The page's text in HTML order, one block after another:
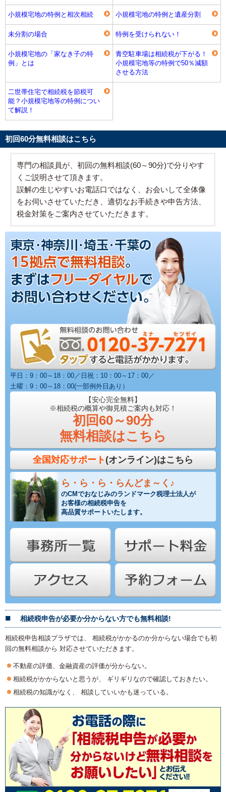
小規模宅地の特例と相次相続 小規模宅地の特例と遺産分割
未分割の場合 特例を受けられない！
小規模宅地の「家なき子の特
例」とは
青空駐車場は相続税が下がる！
小規模宅地等の特例で50％減額
させる方法
二世帯住宅で相続税を節税可
能？小規模宅地等の特例につい
て解説！
初回60分無料相談はこちら
専門の相談員が、初回の無料相談(60～90分)で分りやす
くご説明させて頂きます。
誤解の生じやすいお電話口ではなく、お会いして全体像
をお伺いさせていただき、適切なお手続きや申告方法、
税金対策をご案内させていただきます。
平日：9：00～18：00／日祝：10：00～17：00／
土曜：9：00～18：00(一部例外日あり）
【安心完全無料】
※相続税の概算や御見積ご案内も対応！
初回60～90分
無料相談はこちら
全国対応サポート(オンライン)はこちら
ら・ら・ら・らんどま～く♪
のCMでおなじみのランドマーク税理士法人が
お客様の相続税申告を
高品質サポートいたします。
相続税申告が必要か分からない方でも無料相談!
相続税申告相談プラザでは、 相続税がかかるのか分からない場合でも初
回の無料相談から 対応させていただきます。
不動産の評価、金融資産の評価が分からない。
相続税がかからないと思うが、 ギリギリなので確認しておきたい。
相続税の知識がなく、 相談していいかも迷っている。